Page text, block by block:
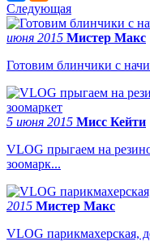
Следующая
июня 2015 Мистер Макс
Готовим блинчики с
5 июня 2015 Мисс Кейти
VLOG прыгаем на
зоомарк...
2015 Мистер Макс
VLOG парикмахерская,